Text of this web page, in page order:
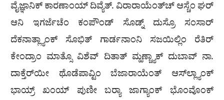
ವೈಜ್ಞಾನಿಕ್ ಕಾರಣಾಂಯ್ ದಿವ್ಯೆತ್. ವಿರಾರಾಯೆಂತ್‌ಚ್ ಆಸ್ಚೆಂ ಘರ್
ಆನಿ ಇಗರ್ಜೆಚೆಂ ಕಂಪೌಂಡ್ ಸೊಡ್ನ್ ದುಸ್ರೊ ಸಂಸಾರ್
ದೆಕನಾತ್ಲ್ಯಾಂಕ್ ಸೊಭಿತ್ ಗಾರ್ಡನಾಂನಿ ಸಜಯಿಲ್ಲಿಂ ರೆತಿರ್
ಕೇಂದ್ರಾಂ ಮಾತ್ಸೊ ವಿಶೆವ್ ದಿತಾತ್ ಮ್ಹಣ್ಚ್ಯಾಕ್ ದುಬಾವ್ ನಾ.
ದಾಕ್ತೆರ್‌ಯೀ ಥೊಡೆಪಾವ್ಟಿಂ ಬೆಜಾರಾಯೆಂತ್ ಆಸ್‌ಲ್ಲ್ಯಾಂಕ್
ಭಾಯ್ರ್ ಖಂಯ್ ಪುಣೀ ಬರ‍್ಯಾ ಜಾಗ್ಯಾಂಕ್ ಭೊಂವೊಂಕ್